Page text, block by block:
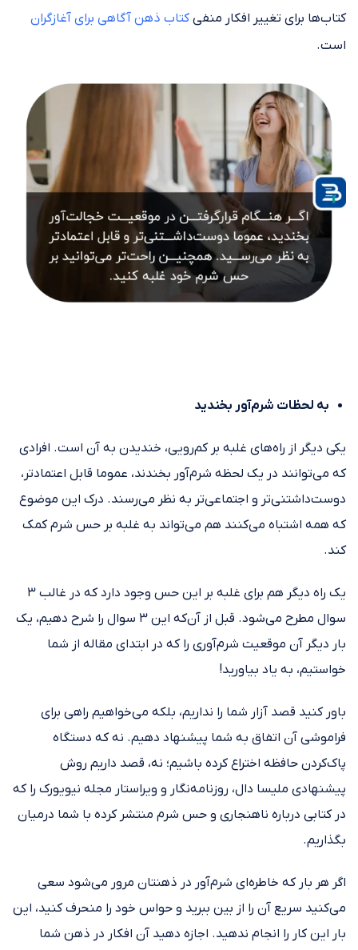
کتاب‌ها برای تغییر افکار منفیکتاب ذهن‌ آگاهی برای آغازگران
است.
به لحظات شرم‌آور بخندید
یکی دیگر از راه‌های غلبه بر کم‌رویی، خندیدن به آن است. افرادی
که می‌توانند در یک لحظه شرم‌آور بخندند، عموما قابل اعتمادتر،
دوست‌داشتنی‌تر و اجتماعی‌تر به نظر می‌رسند. درک این موضوع
که همه اشتباه می‌کنند هم می‌تواند به غلبه بر حس شرم کمک
کند.
یک راه دیگر هم برای غلبه بر این حس وجود دارد که در غالب ۳
سوال مطرح می‌شود. قبل از آن‌که این ۳ سوال را شرح دهیم، یک
بار دیگر آن موقعیت شرم‌آوری را که در ابتدای مقاله از شما
خواستیم، به یاد بیاورید!
باور کنید قصد آزار شما را نداریم، بلکه می‌خواهیم راهی برای
فراموشی آن اتفاق به شما پیشنهاد دهیم. نه که دستگاه
پاک‌کردن حافظه اختراع کرده باشیم؛ نه، قصد داریم روش
پیشنهادی ملیسا دال، روزنامه‌نگار و ویراستار مجله نیویورک را که
در کتابی درباره ناهنجاری و حس شرم منتشر کرده با شما درمیان
بگذاریم.
اگر هر بار که خاطره‌ای شرم‌آور در ذهنتان مرور می‌شود سعی
می‌کنید سریع آن را از بین ببرید و حواس خود را منحرف کنید، این
بار این کار را انجام ندهید. اجازه دهید آن افکار در ذهن شما